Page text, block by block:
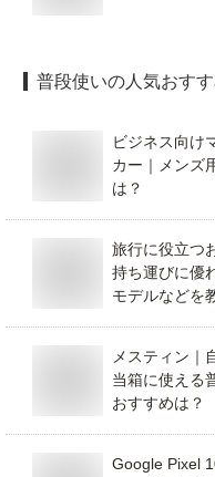
普段使いの人気おす
ビジネス向け
カー｜メンズ
は？
旅行に役立つ
持ち運びに優
モデルなどを
メスティン｜
当箱に使える
おすすめは？
Google Pixel